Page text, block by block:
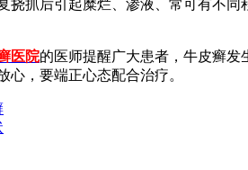
挠抓后引起糜烂、渗液、常可有不
医院的医师提醒广大患者，牛皮癣发
，要端正心态配合治疗。